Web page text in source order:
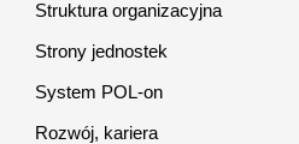
Struktura organizacyjna
Strony jednostek
System POL-on
Rozwój, kariera